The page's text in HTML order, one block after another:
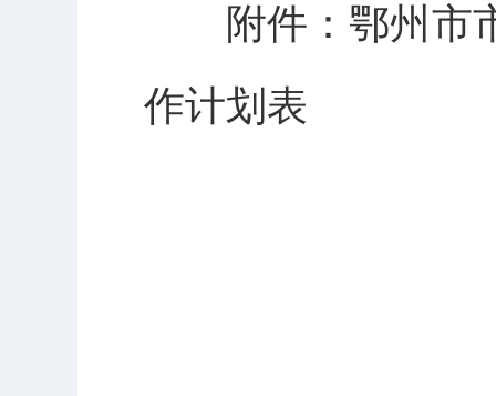
附件：鄂州市
作计划表